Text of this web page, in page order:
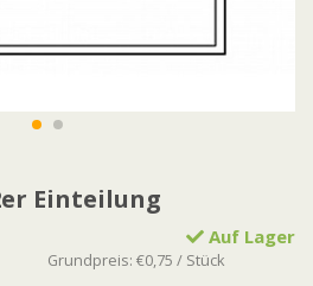
Einteilung
Auf Lager
Grundpreis: €0,75 / Stück